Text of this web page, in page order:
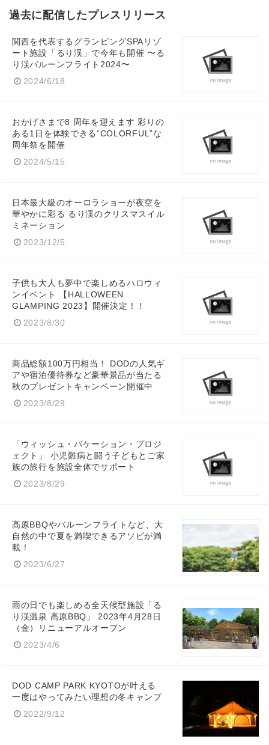
過去に配信したプレスリリース
関西を代表するグランピングSPAリゾ
ート施設「るり渓」で今年も開催 〜る
り渓バルーンフライト2024〜
2024/6/18
おかげさまで8 周年を迎えます 彩りの
ある1日を体験できる“COLORFUL”な
周年祭を開催
2024/5/15
日本最大級のオーロラショーが夜空を
華やかに彩る るり渓のクリスマスイル
ミネーション
2023/12/5
子供も大人も夢中で楽しめるハロウィ
ンイベント 【HALLOWEEN
GLAMPING 2023】開催決定！！
2023/8/30
商品総額100万円相当！ DODの人気ギ
アや宿泊優待券など豪華景品が当たる
秋のプレゼントキャンペーン開催中
2023/8/29
「ウィッシュ・バケーション・プロジ
ェクト」 小児難病と闘う子どもとご家
族の旅行を施設全体でサポート
2023/8/29
高原BBQやバルーンフライトなど、大
自然の中で夏を満喫できるアソビが満
載！
2023/6/27
雨の日でも楽しめる全天候型施設「る
り渓温泉 高原BBQ」 2023年4月28日
（金）リニューアルオープン
2023/4/6
DOD CAMP PARK KYOTOが叶える
一度はやってみたい理想の冬キャンプ
2022/9/12